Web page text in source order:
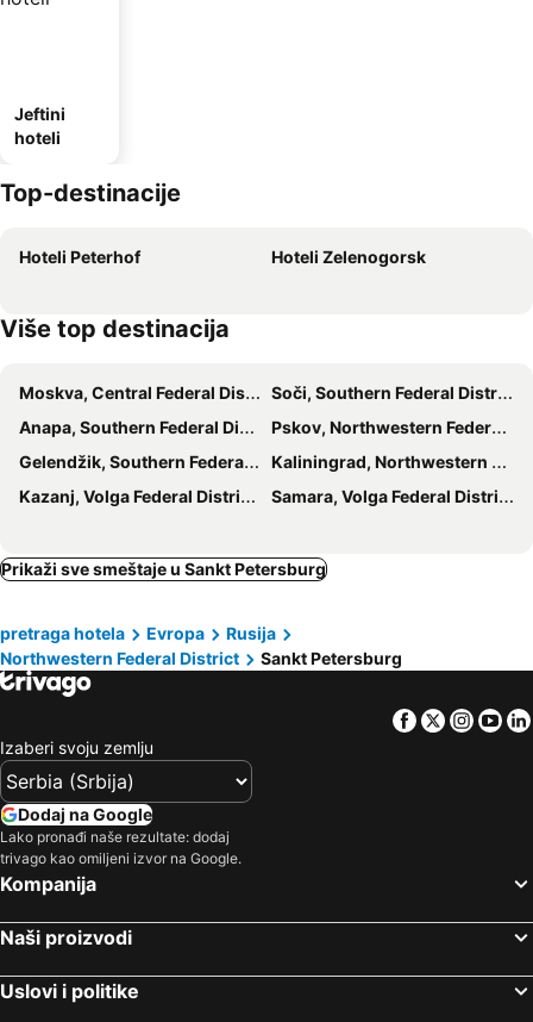
Jeftini
hoteli
Top-destinacije
Hoteli Peterhof Hoteli Zelenogorsk
Više top destinacija
Moskva, Central Federal District Hoteli
Soči, Southern Federal District Hoteli
Anapa, Southern Federal District Hoteli
Pskov, Northwestern Federal District Hoteli
Gelendžik, Southern Federal District Hoteli
Kaliningrad, Northwestern Federal District Hoteli
Kazanj, Volga Federal District Hoteli
Samara, Volga Federal District Hoteli
Prikaži sve smeštaje u Sankt Petersburg
pretraga hotela Evropa
Rusija
Northwestern Federal District
Sankt Petersburg
Facebook
Twitter
Izaberi svoju zemlju
Dodaj na Google
Lako pronađi naše rezultate: dodaj
trivago kao omiljeni izvor na Google.
Kompanija
Naši proizvodi
Uslovi i politike